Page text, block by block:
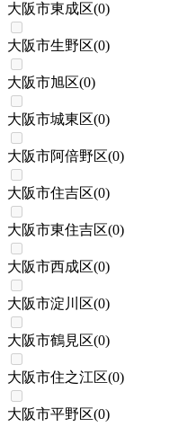
大阪市東成区(0)
大阪市生野区(0)
大阪市旭区(0)
大阪市城東区(0)
大阪市阿倍野区(0)
大阪市住吉区(0)
大阪市東住吉区(0)
大阪市西成区(0)
大阪市淀川区(0)
大阪市鶴見区(0)
大阪市住之江区(0)
大阪市平野区(0)